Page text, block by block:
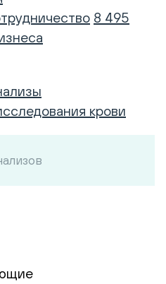
8 495
крови